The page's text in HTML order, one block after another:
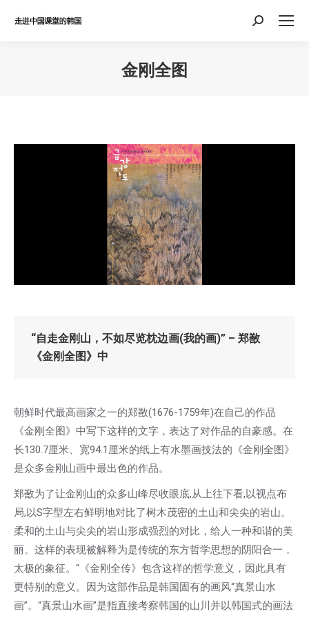
Search:
金刚全图
“自走金刚山，不如尽览枕边画(我的画)” – 郑敾
《金刚全图》中
朝鲜时代最高画家之一的郑敾(1676-1759年)在自己的作品
《金刚全图》中写下这样的文字，表达了对作品的自豪感。在
长130.7厘米、宽94.1厘米的纸上有水墨画技法的《金刚全图》
是众多金刚山画中最出色的作品。
郑敾为了让金刚山的众多山峰尽收眼底,从上往下看,以视点布
局,以S字型左右鲜明地对比了树木茂密的土山和尖尖的岩山。
柔和的土山与尖尖的岩山形成强烈的对比，给人一种和谐的美
丽。这样的表现被解释为是传统的东方哲学思想的阴阳合一，
太极的象征。“《金刚全传》包含这样的哲学意义，因此具有
更特别的意义。因为这部作品是韩国固有的画风“真景山水
画”。“真景山水画”是指直接考察韩国的山川并以韩国式的画法